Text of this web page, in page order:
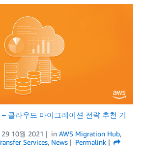
클라우드 마이그레이션 전략 추천 기
29 10월 2021 in AWS Migration Hub,
Services, News
Permalink